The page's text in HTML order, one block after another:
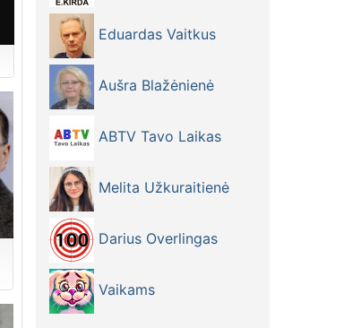
Eduardas Vaitkus
Aušra Blažėnienė
ABTV Tavo Laikas
Melita Užkuraitienė
Darius Overlingas
Vaikams